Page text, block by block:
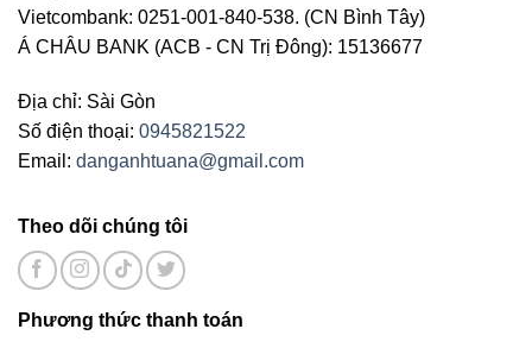
Vietcombank: 0251-001-840-538. (CN Bình Tây)
Á CHÂU BANK (ACB - CN Trị Đông): 15136677
Địa chỉ: Sài Gòn
Số điện thoại: 0945821522
Email: danganhtuana@gmail.com
Theo dõi chúng tôi
Phương thức thanh toán